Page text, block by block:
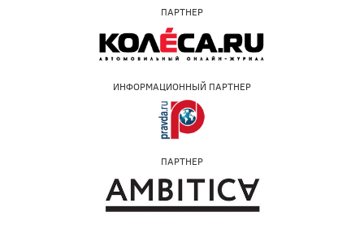
ПАРТНЕР
ИНФОРМАЦИОННЫЙ ПАРТНЕР
ПАРТНЕР